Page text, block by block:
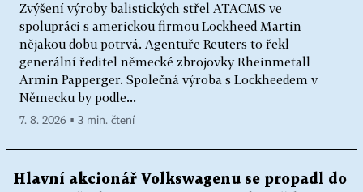
Zvýšení výroby balistických střel ATACMS ve
spolupráci s americkou firmou Lockheed Martin
nějakou dobu potrvá. Agentuře Reuters to řekl
generální ředitel německé zbrojovky Rheinmetall
Armin Papperger. Společná výroba s Lockheedem v
Německu by podle...
7. 8. 2026 ▪ 3 min. čtení
Hlavní akcionář Volkswagenu se propadl do